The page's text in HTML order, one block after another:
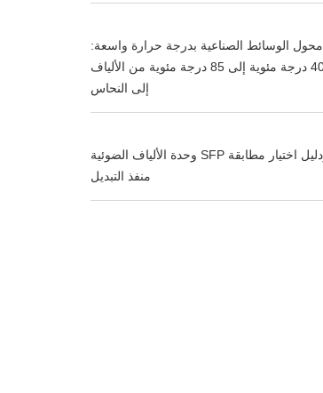
محول الوسائط الصناعية بدرجة حرارة واسعة:
-40 درجة مئوية إلى 85 درجة مئوية من الألياف
إلى النحاس
وحدة الألياف الضوئية SFP ودليل اختيار مطابقة
منفذ التبديل